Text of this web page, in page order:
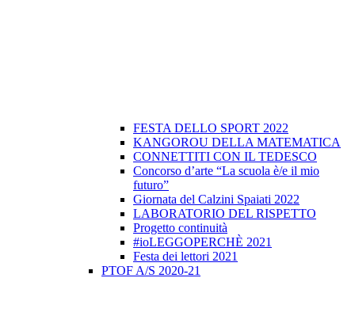
FESTA DELLO SPORT 2022
KANGOROU DELLA MATEMATICA
CONNETTITI CON IL TEDESCO
Concorso d’arte “La scuola è/e il mio
futuro”
Giornata del Calzini Spaiati 2022
LABORATORIO DEL RISPETTO
Progetto continuità
#ioLEGGOPERCHÈ 2021
Festa dei lettori 2021
PTOF A/S 2020-21